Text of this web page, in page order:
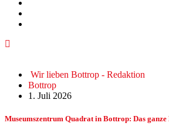
Wir lieben Bottrop - Redaktion
Bottrop
1. Juli 2026
Museumszentrum Quadrat in Bottrop: Das